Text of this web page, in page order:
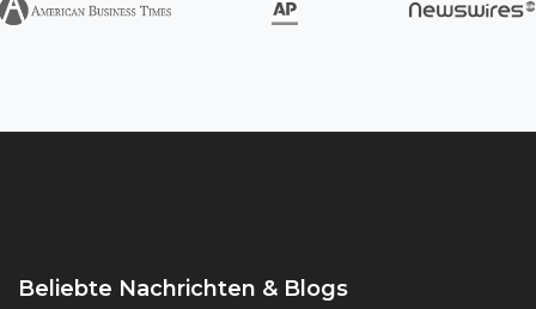
Beliebte Nachrichten & Blogs